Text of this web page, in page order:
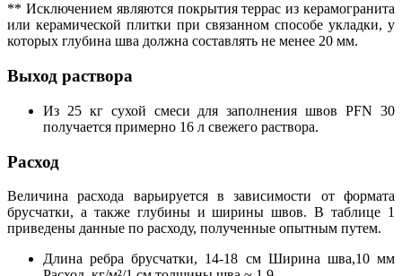
** Исключением являются покрытия террас из керамогранита
или керамической плитки при связанном способе укладки, у
которых глубина шва должна составлять не менее 20 мм.
Выход раствора
Из 25 кг сухой смеси для заполнения швов PFN 30
получается примерно 16 л свежего раствора.
Расход
Величина расхода варьируется в зависимости от формата
брусчатки, а также глубины и ширины швов. В таблице 1
приведены данные по расходу, полученные опытным путем.
Длина ребра брусчатки, 14-18 см Ширина шва,10 мм